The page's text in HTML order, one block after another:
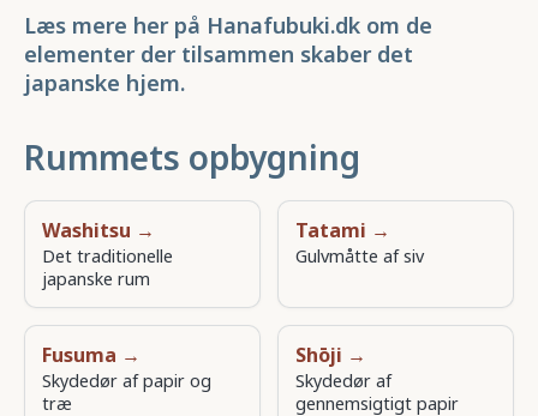
Læs mere her på Hanafubuki.dk om de
elementer der tilsammen skaber det
japanske hjem.
Rummets opbygning
Washitsu →
Det traditionelle
japanske rum
Tatami →
Gulvmåtte af siv
Fusuma →
Skydedør af papir og
træ
Shōji →
Skydedør af
gennemsigtigt papir